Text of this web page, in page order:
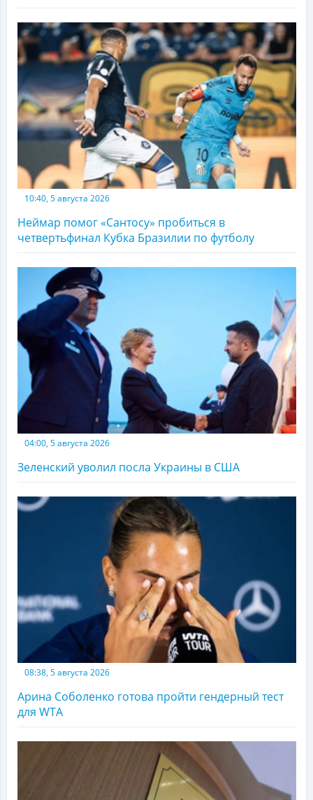
10:40, 5 августа 2026
Неймар помог «Сантосу» пробиться в
четвертьфинал Кубка Бразилии по футболу
04:00, 5 августа 2026
Зеленский уволил посла Украины в США
08:38, 5 августа 2026
Арина Соболенко готова пройти гендерный тест
для WTA